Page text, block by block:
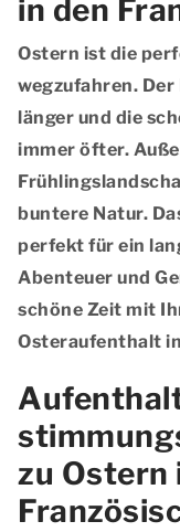
in den
Ostern ist die
wegzufahren. Der
länger und die
immer öfter.
buntere Natur.
perfekt für ein
Abenteuer und
schöne Zeit mit
Osteraufenthalt
zu Ostern